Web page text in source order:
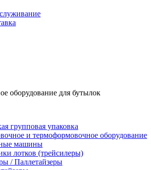
оборудование для бутылок
групповая упаковка
и термоформовочное оборудование
машины
лотков (трейсилеры)
/ Паллетайзеры